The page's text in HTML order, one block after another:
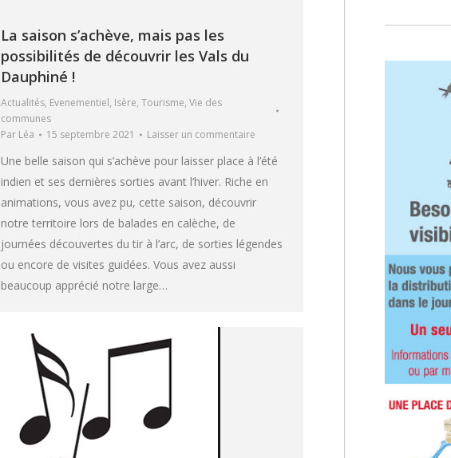
La saison s’achève, mais pas les
possibilités de découvrir les Vals du
Dauphiné !
Actualités, Evenementiel, Isère, Tourisme, Vie des
communes
Par Léa 15 septembre 2021 Laisser un commentaire
Une belle saison qui s’achève pour laisser place à l’été
indien et ses dernières sorties avant l’hiver. Riche en
animations, vous avez pu, cette saison, découvrir
notre territoire lors de balades en calèche, de
journées découvertes du tir à l’arc, de sorties légendes
ou encore de visites guidées. Vous avez aussi
beaucoup apprécié notre large…